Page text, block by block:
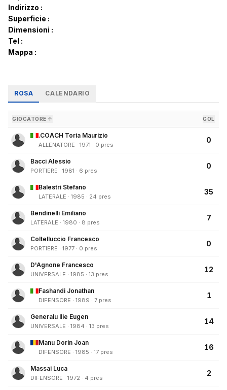
Indirizzo :
Superficie :
Dimensioni :
Tel :
Mappa :
ROSA CALENDARIO
GIOCATORE ↑ GOL
.COACH Toria Maurizio
ALLENATORE · 1971 · 0 pres
0
Bacci Alessio
PORTIERE · 1981 · 6 pres
0
Balestri Stefano
LATERALE · 1985 · 24 pres
35
Bendinelli Emiliano
LATERALE · 1980 · 8 pres
7
Coltelluccio Francesco
PORTIERE · 1977 · 0 pres
0
D'Agnone Francesco
UNIVERSALE · 1985 · 13 pres
12
Fashandi Jonathan
DIFENSORE · 1989 · 7 pres
1
Generalu Ilie Eugen
UNIVERSALE · 1984 · 13 pres
14
Manu Dorin Joan
DIFENSORE · 1985 · 17 pres
16
Massai Luca
DIFENSORE · 1972 · 4 pres
2